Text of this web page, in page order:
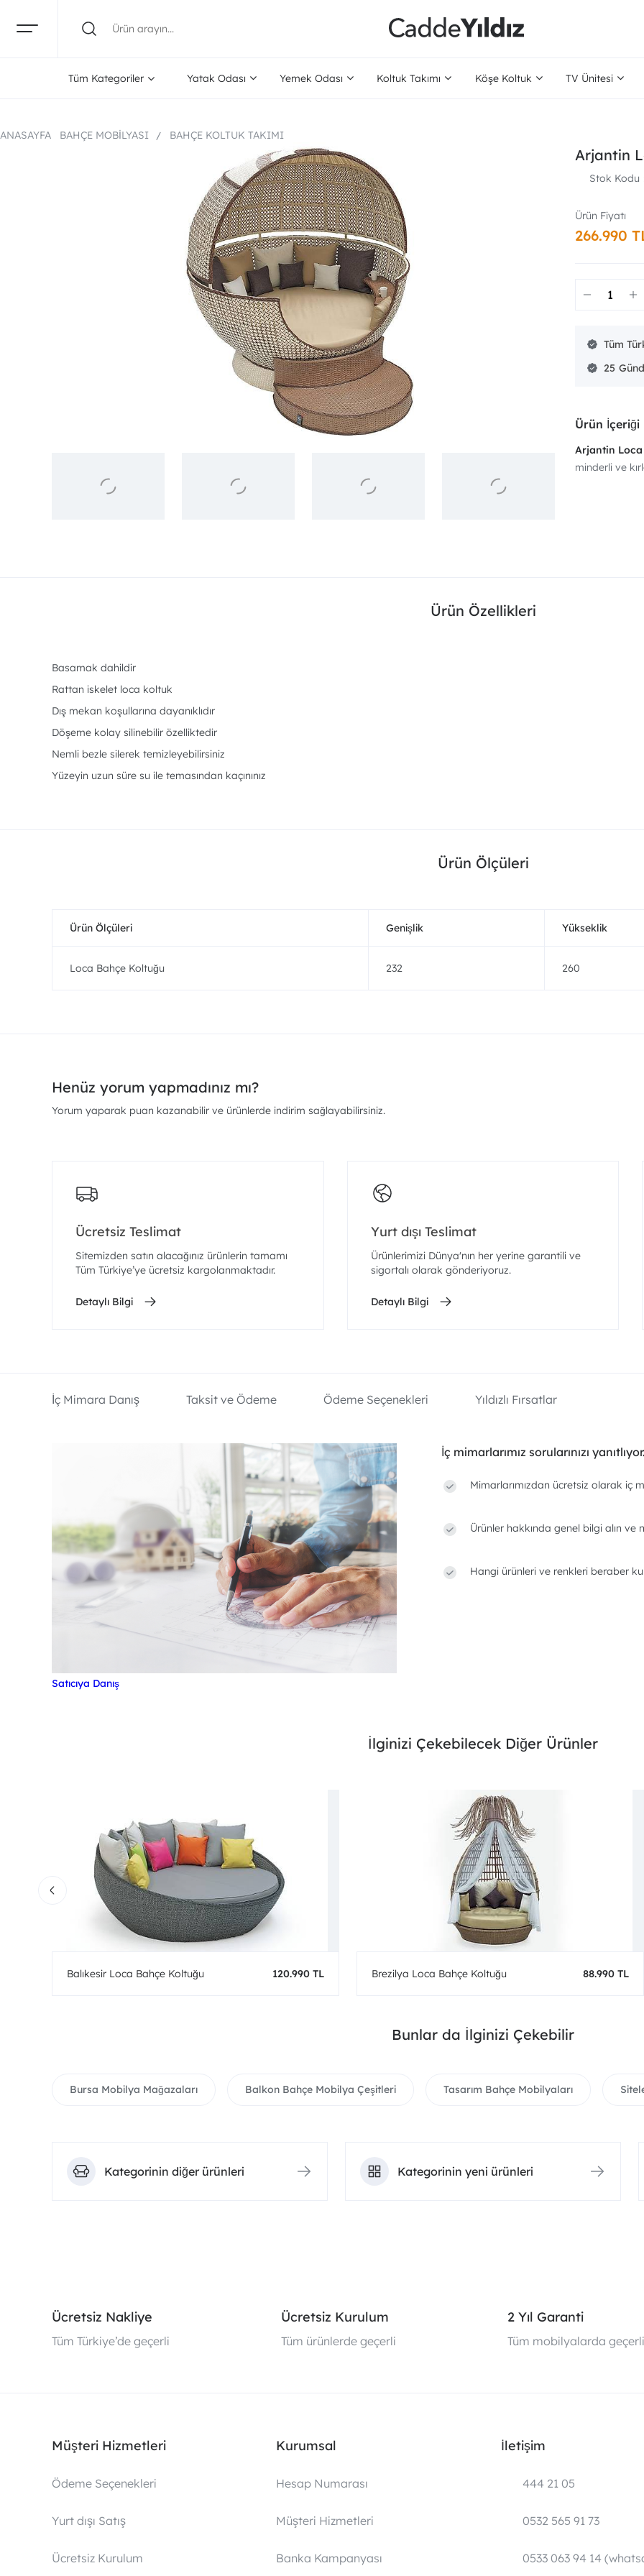
Tüm Kategoriler Yatak Odası Yemek Odası Koltuk Takımı Köşe Koltuk TV Ünitesi
ANASAYFA BAHÇE MOBILYASI BAHÇE KOLTUK TAKIMI
Arjantin
Stok Kodu
266.990
25
Tüm
Ürün İçeriği
Arjantin
minderli ve
Ürün Özellikleri
Basamak dahildir
Rattan iskelet loca koltuk
Dış mekan koşullarına dayanıklıdır
Döşeme kolay silinebilir özelliktedir
Nemli bezle silerek temizleyebilirsiniz
Yüzeyin uzun süre su ile temasından kaçınınız
Ürün Ölçüleri
Ürün Ölçüleri Genişlik Yükseklik
Loca Bahçe Koltuğu 232 260
Henüz yorum yapmadınız mı?
Yorum yaparak puan kazanabilir ve ürünlerde indirim sağlayabilirsiniz.
Ücretsiz Teslimat
Sitemizden satın alacağınız ürünlerin tamamı
Tüm Türkiye’ye ücretsiz kargolanmaktadır.
Detaylı Bilgi
Yurt dışı Teslimat
Ürünlerimizi Dünya'nın her yerine garantili ve
sigortalı olarak gönderiyoruz.
Detaylı Bilgi
İç Mimara Danış Taksit ve Ödeme Ödeme Seçenekleri Yıldızlı Fırsatlar
İç mimarlarımız sorularınızı yanıtlıyor.
Mimarlarımızdan ücretsiz olarak iç
Ürünler hakkında genel bilgi alın ve
Hangi ürünleri ve renkleri beraber
Satıcıya Danış
İlginizi Çekebilecek Diğer Ürünler
Balıkesir Loca Bahçe Koltuğu 120.990 TL Brezilya Loca Bahçe Koltuğu 88.990 TL
Bunlar da İlginizi Çekebilir
Bursa Mobilya Mağazaları Balkon Bahçe Mobilya Çeşitleri Tasarım Bahçe Mobilyaları
Kategorinin diğer ürünleri Kategorinin yeni ürünleri
Ücretsiz Nakliye
Tüm Türkiye’de geçerli
Ücretsiz Kurulum
Tüm ürünlerde geçerli
2 Yıl Garanti
Tüm mobilyalarda geçerli
Müşteri Hizmetleri
Ödeme Seçenekleri
Yurt dışı Satış
Ücretsiz Kurulum
Kurumsal
Hesap Numarası
Müşteri Hizmetleri
Banka Kampanyası
İletişim
444 21 05
0532 565 91 73
0533 063 94 14